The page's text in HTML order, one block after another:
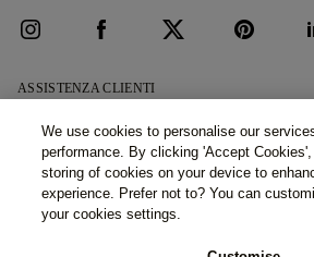
ASSISTENZA CLIENTI
Prenota un Appuntamento
Domande Frequenti
Consegna e Restituzioni
CHI SIAMO
La Nostra Storia
I Nostri Showroom
LEGALE E PRIVACY
Politica Privacy
Showroom e servizi (Filiale italiana): ©2026 77 Diamonds
We use cookies to personalise our
performance. By clicking 'Accept
storing of cookies on your device to
experience. Prefer not to? You can
your cookies settings.